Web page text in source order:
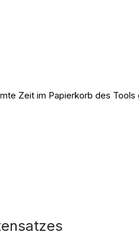
Zeit im Papierkorb des Tools